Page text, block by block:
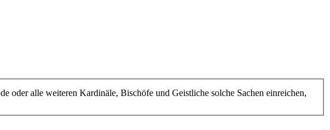
oder alle weiteren Kardinäle, Bischöfe und Geistliche solche Sachen einreichen,